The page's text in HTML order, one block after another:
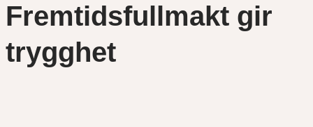
Fremtidsfullmakt gir
trygghet